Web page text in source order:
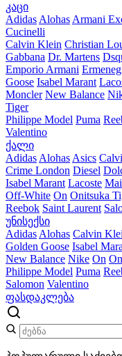
კაცი
Adidas Alohas Armani
Cucinelli
Calvin Klein Christian
Gabbana Dr. Martens
Emporio Armani
Goose Isabel Marant
Moncler New Balance
Tiger
Philippe Model Puma
Valentino
ქალი
Adidas Alohas Asics
Crime London Diesel
Isabel Marant Lacoste
Off-White On Onitsuka
Reebok Saint Laurent
უნისექსი
Adidas Alohas Calvin
Golden Goose Isabel
New Balance Nike On
Philippe Model Puma
Salomon Valentino
ფასდაკლება